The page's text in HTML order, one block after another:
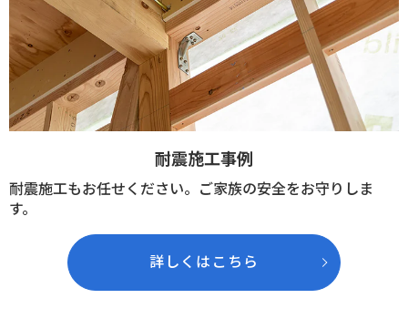
耐震施工事例
耐震施工もお任せください。ご家族の安全をお守りしま
す。
詳しくはこちら